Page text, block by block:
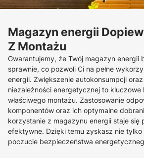
Magazyn energii
Z Montażu
Gwarantujemy, że Twój magazyn energii
sprawnie, co pozwoli Ci na pełne
energii. Zwiększenie autokonsumpcji
niezależności energetycznej to kluczowe
właściwego montażu. Zastosowanie
komponentów oraz ich optymalne
korzystanie z magazynu energii staje się
efektywne. Dzięki temu zyskasz nie
poczucie bezpieczeństwa